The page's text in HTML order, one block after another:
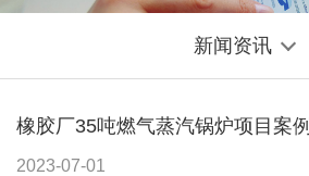
新闻资讯
橡胶厂35吨燃气蒸汽锅炉项目案例
2023-07-01